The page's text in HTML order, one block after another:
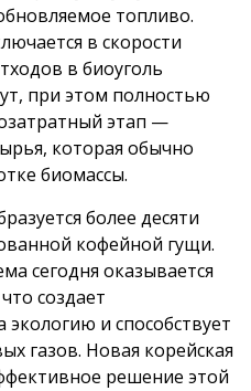
топливо.
в скорости
в биоуголь
при этом полностью
этап —
которая обычно
биомассы.
более десяти
кофейной гущи.
сегодня оказывается
создает
экологию и способствует
газов. Новая корейская
решение этой